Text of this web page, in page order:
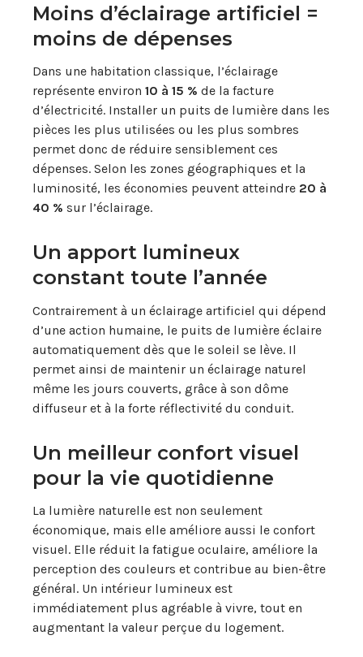
Moins d’éclairage artificiel =
moins de dépenses
Dans une habitation classique, l’éclairage
représente environ 10 à 15 % de la facture
d’électricité. Installer un puits de lumière dans les
pièces les plus utilisées ou les plus sombres
permet donc de réduire sensiblement ces
dépenses. Selon les zones géographiques et la
luminosité, les économies peuvent atteindre 20 à
40 % sur l’éclairage.
Un apport lumineux
constant toute l’année
Contrairement à un éclairage artificiel qui dépend
d’une action humaine, le puits de lumière éclaire
automatiquement dès que le soleil se lève. Il
permet ainsi de maintenir un éclairage naturel
même les jours couverts, grâce à son dôme
diffuseur et à la forte réflectivité du conduit.
Un meilleur confort visuel
pour la vie quotidienne
La lumière naturelle est non seulement
économique, mais elle améliore aussi le confort
visuel. Elle réduit la fatigue oculaire, améliore la
perception des couleurs et contribue au bien-être
général. Un intérieur lumineux est
immédiatement plus agréable à vivre, tout en
augmentant la valeur perçue du logement.